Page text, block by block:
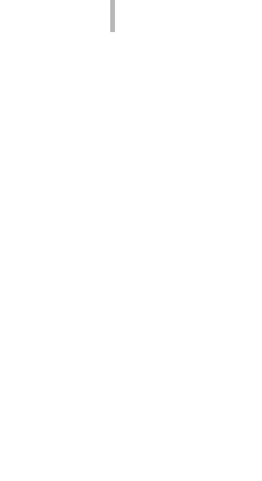
るもの
持ち
ご了